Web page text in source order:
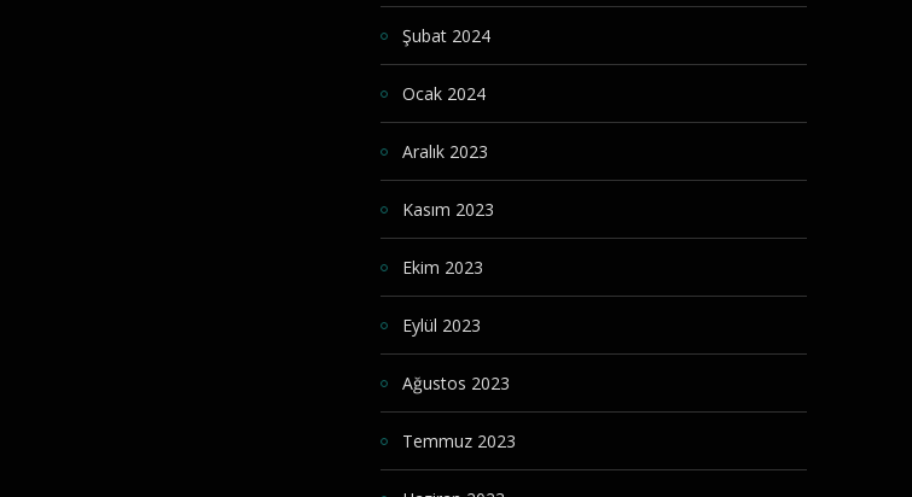
Şubat 2024
Ocak 2024
Aralık 2023
Kasım 2023
Ekim 2023
Eylül 2023
Ağustos 2023
Temmuz 2023